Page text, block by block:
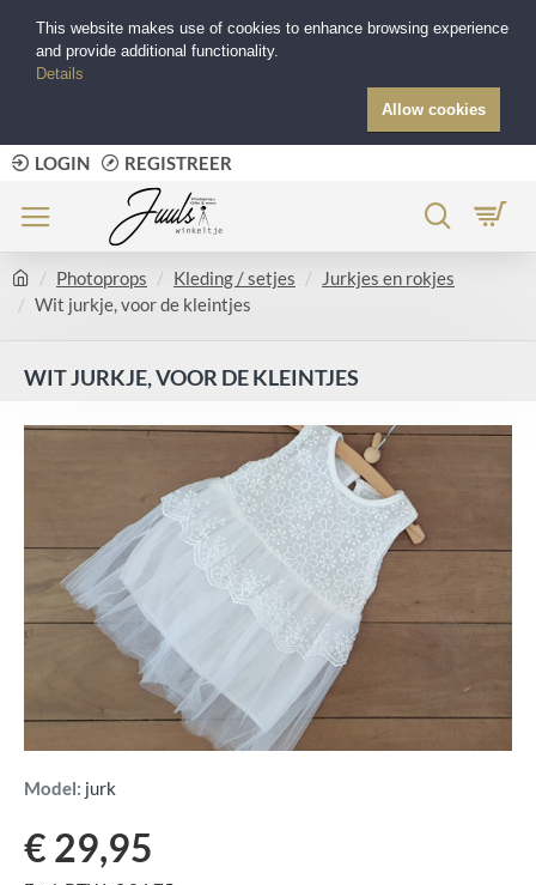
LOGIN REGISTREER
Photoprops Kleding / setjes
Jurkjes en rokjes
Wit jurkje, voor de kleintjes
WIT JURKJE, VOOR DE KLEINTJES
Model: jurk
€ 29,95
This website makes use of cookies to enhance browsing experience
and provide additional functionality.
Details
Allow cookies